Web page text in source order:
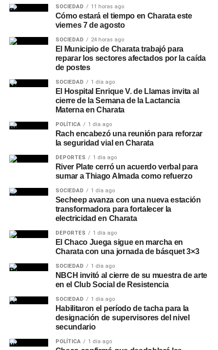
SOCIEDAD 11 horas ago
Cómo estará el tiempo en Charata este
viernes 7 de agosto
SOCIEDAD 24 horas ago
El Municipio de Charata trabajó para
reparar los sectores afectados por la caída
de postes
SOCIEDAD 1 día ago
El Hospital Enrique V. de Llamas invita al
cierre de la Semana de la Lactancia
Materna en Charata
POLÍTICA 1 día ago
Rach encabezó una reunión para reforzar
la seguridad vial en Charata
DEPORTES 1 día ago
River Plate cerró un acuerdo verbal para
sumar a Thiago Almada como refuerzo
SOCIEDAD 1 día ago
Secheep avanza con una nueva estación
transformadora para fortalecer la
electricidad en Charata
DEPORTES 1 día ago
El Chaco Juega sigue en marcha en
Charata con una jornada de básquet 3×3
SOCIEDAD 1 día ago
NBCH invitó al cierre de su muestra de arte
en el Club Social de Resistencia
SOCIEDAD 1 día ago
Habilitaron el período de tacha para la
designación de supervisores del nivel
secundario
POLÍTICA 1 día ago